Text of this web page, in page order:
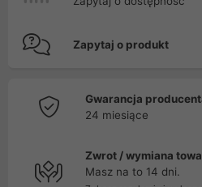
Zapytaj o produkt
Gwarancja
24 miesiące
Zwrot / wymiana
Masz na to 14 dni.